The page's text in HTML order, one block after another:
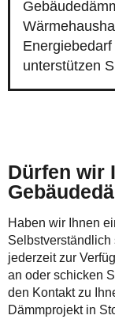
unterstützen
Dürfen wir
Haben wir Ihnen
jederzeit zur
an oder schicken
den Kontakt zu
Dämmprojekt in